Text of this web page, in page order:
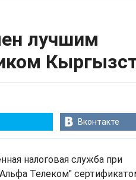
лучшим
Вконтакте
налоговая служба при
Телеком"